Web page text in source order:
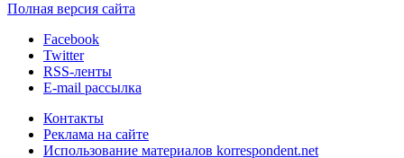
Полная версия сайта
Facebook
Twitter
RSS-ленты
E-mail рассылка
Контакты
Реклама на сайте
Использование материалов korrespondent.net